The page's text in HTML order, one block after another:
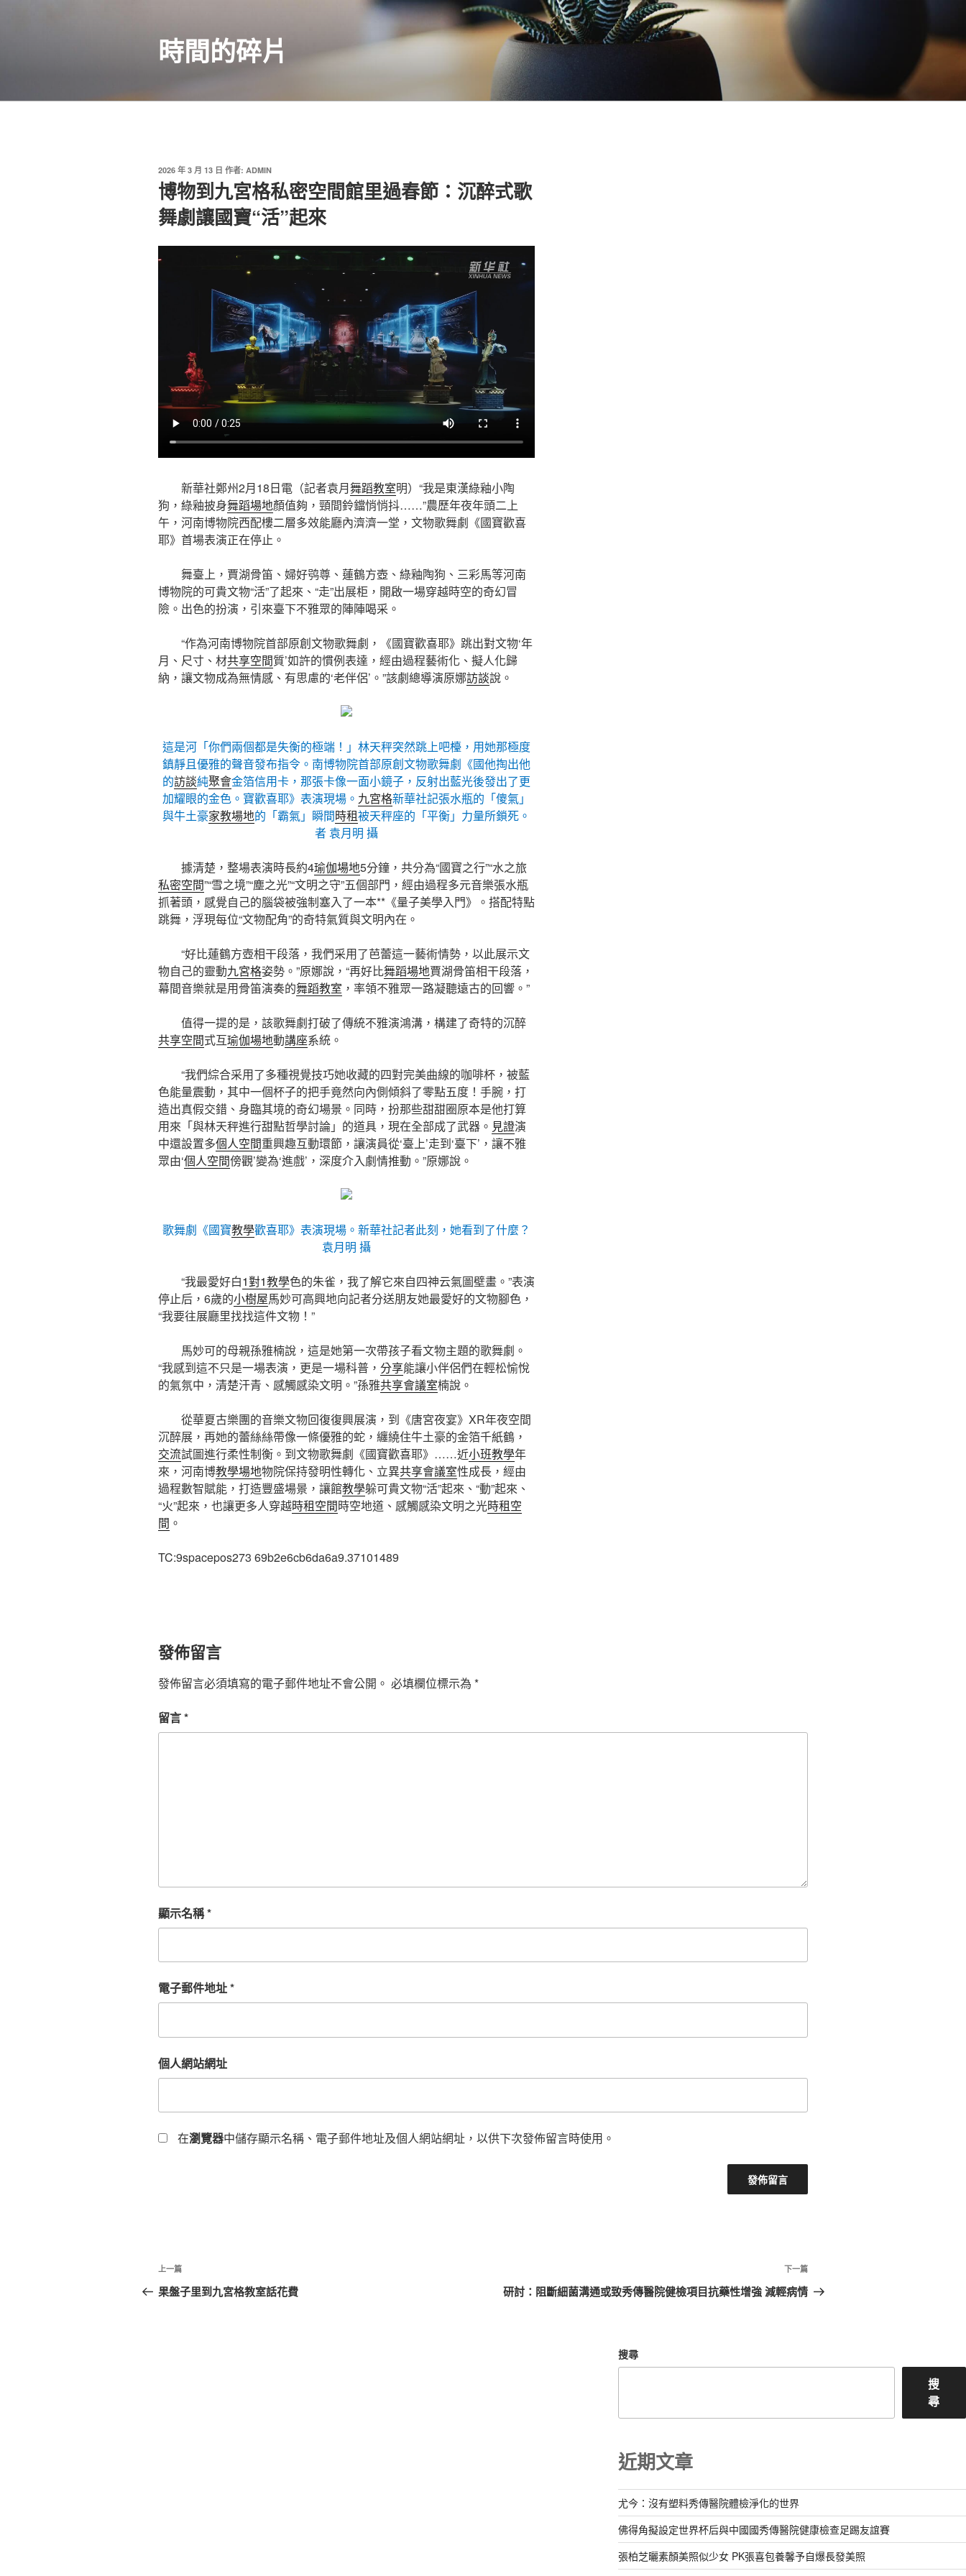
時間的碎片
發
佈
於
2026 年 3 月 13 日 作者: ADMIN
博物到九宮格私密空間館里過春節：沉醉式歌
舞劇讓國寶“活”起來
新華社鄭州2月18日電（記者袁月舞蹈教室明）“我是東漢綠釉小陶
狗，綠釉披身舞蹈場地顏值夠，頸間鈴鐺悄悄抖……”農歷年夜年頭二上
午，河南博物院西配樓二層多效能廳內濟濟一堂，文物歌舞劇《國寶歡喜
耶》首場表演正在停止。
舞臺上，賈湖骨笛、婦好鸮尊、蓮鶴方壺、綠釉陶狗、三彩馬等河南
博物院的可貴文物“活”了起來、“走”出展柜，開啟一場穿越時空的奇幻冒
險。出色的扮演，引來臺下不雅眾的陣陣喝采。
“作為河南博物院首部原創文物歌舞劇，《國寶歡喜耶》跳出對文物‘年
月、尺寸、材共享空間質’如許的慣例表達，經由過程藝術化、擬人化歸
納，讓文物成為無情感、有思慮的‘老伴侶’。”該劇總導演原娜訪談說。
這是河「你們兩個都是失衡的極端！」林天秤突然跳上吧檯，用她那極度
鎮靜且優雅的聲音發布指令。南博物院首部原創文物歌舞劇《國他掏出他
的訪談純聚會金箔信用卡，那張卡像一面小鏡子，反射出藍光後發出了更
加耀眼的金色。寶歡喜耶》表演現場。 九宮格新華社記張水瓶的「傻氣」
與牛土豪家教場地的「霸氣」瞬間時租被天秤座的「平衡」力量所鎖死。
者 袁月明 攝
據清楚，整場表演時長約4瑜伽場地5分鐘，共分為“國寶之行”“水之旅
私密空間”“雪之境”“塵之光”“文明之守”五個部門，經由過程多元音樂張水瓶
抓著頭，感覺自己的腦袋被強制塞入了一本**《量子美學入門》。搭配特點
跳舞，浮現每位“文物配角”的奇特氣質與文明內在。
“好比蓮鶴方壺相干段落，我們采用了芭蕾這一藝術情勢，以此展示文
物自己的靈動九宮格姿勢。”原娜說，“再好比舞蹈場地賈湖骨笛相干段落，
幕間音樂就是用骨笛演奏的舞蹈教室 ，率領不雅眾一路凝聽遠古的回響。”
值得一提的是，該歌舞劇打破了傳統不雅演鴻溝，構建了奇特的沉醉
共享空間式互瑜伽場地動講座系統。
“我們綜合采用了多種視覺技巧她收藏的四對完美曲線的咖啡杯，被藍
色能量震動，其中一個杯子的把手竟然向內側傾斜了零點五度！手腕，打
造出真假交錯、身臨其境的奇幻場景。同時，扮那些甜甜圈原本是他打算
用來「與林天秤進行甜點哲學討論」的道具，現在全部成了武器。 見證演
中還設置多個人空間重興趣互動環節，讓演員從‘臺上’走到‘臺下’，讓不雅
眾由‘個人空間傍觀’變為‘進戲’，深度介入劇情推動。”原娜說。
歌舞劇《國寶教學歡喜耶》表演現場。新華社記者此刻，她看到了什麼？
袁月明 攝
“我最愛好白1對1教學色的朱雀，我了解它來自四神云氣圖壁畫。”表演
停止后，6歲的小樹屋馬妙可高興地向記者分送朋友她最愛好的文物腳色，
“我要往展廳里找找這件文物！”
馬妙可的母親孫雅楠說，這是她第一次帶孩子看文物主題的歌舞劇。
“我感到這不只是一場表演，更是一場科普， 分享能讓小伴侶們在輕松愉悅
的氣氛中，清楚汗青、感觸感染文明。”孫雅共享會議室楠說。
從華夏古樂團的音樂文物回復復興展演，到《唐宮夜宴》XR年夜空間
沉醉展，再她的蕾絲絲帶像一條優雅的蛇，纏繞住牛土豪的金箔千紙鶴，
交流試圖進行柔性制衡。到文物歌舞劇《國寶歡喜耶》……近小班教學年
來，河南博教學場地物院保持發明性轉化、立異共享會議室性成長，經由
過程數智賦能，打造豐盛場景，讓館教學躲可貴文物“活”起來、“動”起來、
“火”起來，也讓更多人穿越時租空間時空地道、感觸感染文明之光時租空
間 。
TC:9spacepos273 69b2e6cb6da6a9.37101489
發佈留言
發佈留言必須填寫的電子郵件地址不會公開。 必填欄位標示為 *
留言*
顯示名稱*
電子郵件地址*
個人網站網址
在瀏覽器中儲存顯示名稱、電子郵件地址及個人網站網址，以供下次發佈留言時使用。
文
章
上
一
上一篇
果盤子里到九宮格教室話花費
下
一
下一篇
研討：阻斷細菌溝通或致秀傳醫院健檢項目抗藥性增強 減輕病情
搜尋
搜
尋
近期文章
尤今：沒有塑料秀傳醫院體檢淨化的世界
佛得角擬設定世界杯后與中國國秀傳醫院健康檢查足踢友誼賽
張柏芝曬素顏美照似少女 PK張喜包養馨予自爆長發美照